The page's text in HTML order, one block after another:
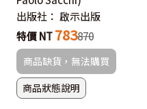
出版社： 啟示出版
特價 NT 783870
商品缺貨，無法購買
商品狀態說明